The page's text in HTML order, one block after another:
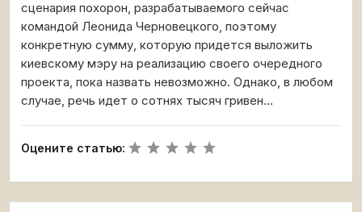
сценария похорон, разрабатываемого сейчас
командой Леонида Черновецкого, поэтому
конкретную сумму, которую придется выложить
киевскому мэру на реализацию своего очередного
проекта, пока назвать невозможно. Однако, в любом
случае, речь идет о сотнях тысяч гривен…
Оцените статью: